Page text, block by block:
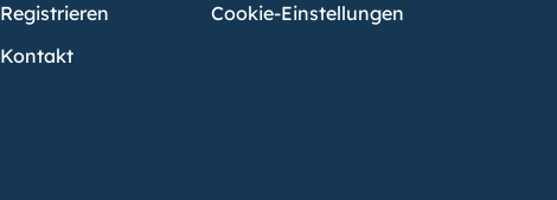
Registrieren
Kontakt
Cookie-Einstellungen